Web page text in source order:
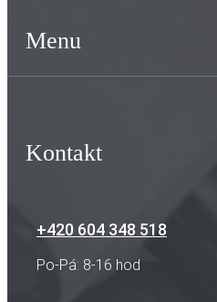
Menu
Kontakt
+420 604 348 518
Po-Pá: 8-16 hod